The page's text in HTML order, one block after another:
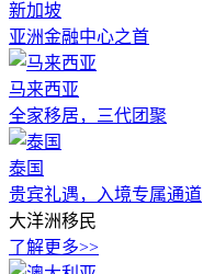
新加坡
亚洲金融中心之首
马来西亚
全家移居，三代团聚
泰国
贵宾礼遇，入境专属通道
大洋洲移民
了解更多>>